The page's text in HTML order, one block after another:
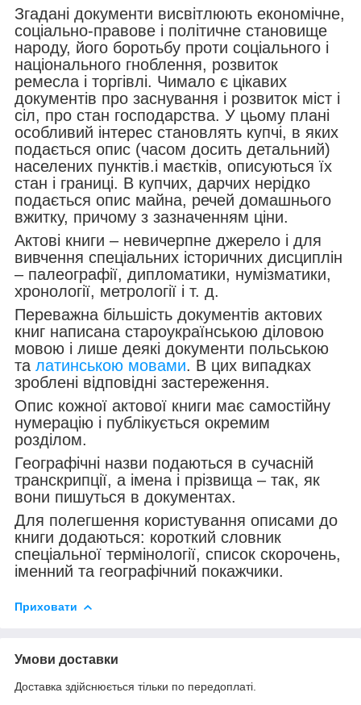
Згадані документи висвітлюють економічне,
соціально-правове і політичне становище
народу, його боротьбу проти соціального і
національного гноблення, розвиток
ремесла і торгівлі. Чимало є цікавих
документів про заснування і розвиток міст і
сіл, про стан господарства. У цьому плані
особливий інтерес становлять купчі, в яких
подається опис (часом досить детальний)
населених пунктів.і маєтків, описуються їх
стан і границі. В купчих, дарчих нерідко
подається опис майна, речей домашнього
вжитку, причому з зазначенням ціни.
Актові книги – невичерпне джерело і для
вивчення спеціальних історичних дисциплін
– палеографії, дипломатики, нумізматики,
хронології, метрології і т. д.
Переважна більшість документів актових
книг написана староукраїнською діловою
мовою і лише деякі документи польською
та латинською мовами. В цих випадках
зроблені відповідні застереження.
Опис кожної актової книги має самостійну
нумерацію і публікується окремим
розділом.
Географічні назви подаються в сучасній
транскрипції, а імена і прізвища – так, як
вони пишуться в документах.
Для полегшення користування описами до
книги додаються: короткий словник
спеціальної термінології, список скорочень,
іменний та географічний покажчики.
Приховати
Умови доставки
Доставка здійснюється тільки по передоплаті.